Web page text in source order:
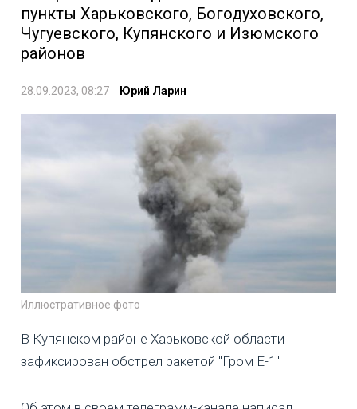
пункты Харьковского, Богодуховского,
Чугуевского, Купянского и Изюмского
районов
28.09.2023, 08:27 Юрий Ларин
Иллюстративное фото
В Купянском районе Харьковской области
зафиксирован обстрел ракетой "Гром Е-1"